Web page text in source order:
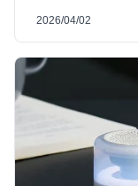
2026/04/02